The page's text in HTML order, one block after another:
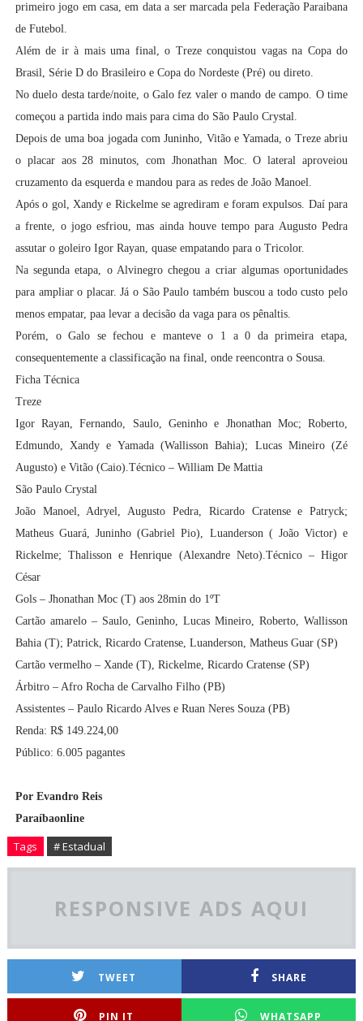
primeiro jogo em casa, em data a ser marcada pela Federação Paraibana
de Futebol.
Além de ir à mais uma final, o Treze conquistou vagas na Copa do
Brasil, Série D do Brasileiro e Copa do Nordeste (Pré) ou direto.
No duelo desta tarde/noite, o Galo fez valer o mando de campo. O time
começou a partida indo mais para cima do São Paulo Crystal.
Depois de uma boa jogada com Juninho, Vitão e Yamada, o Treze abriu
o placar aos 28 minutos, com Jhonathan Moc. O lateral aproveiou
cruzamento da esquerda e mandou para as redes de João Manoel.
Após o gol, Xandy e Rickelme se agrediram e foram expulsos. Daí para
a frente, o jogo esfriou, mas ainda houve tempo para Augusto Pedra
assutar o goleiro Igor Rayan, quase empatando para o Tricolor.
Na segunda etapa, o Alvinegro chegou a criar algumas oportunidades
para ampliar o placar. Já o São Paulo também buscou a todo custo pelo
menos empatar, paa levar a decisão da vaga para os pênaltis.
Porém, o Galo se fechou e manteve o 1 a 0 da primeira etapa,
consequentemente a classificação na final, onde reencontra o Sousa.
Ficha Técnica
Treze
Igor Rayan, Fernando, Saulo, Geninho e Jhonathan Moc; Roberto,
Edmundo, Xandy e Yamada (Wallisson Bahia); Lucas Mineiro (Zé
Augusto) e Vitão (Caio).Técnico – William De Mattia
São Paulo Crystal
João Manoel, Adryel, Augusto Pedra, Ricardo Cratense e Patryck;
Matheus Guará, Juninho (Gabriel Pio), Luanderson ( João Victor) e
Rickelme; Thalisson e Henrique (Alexandre Neto).Técnico – Higor
César
Gols – Jhonathan Moc (T) aos 28min do 1ºT
Cartão amarelo – Saulo, Geninho, Lucas Mineiro, Roberto, Wallisson
Bahia (T); Patrick, Ricardo Cratense, Luanderson, Matheus Guar (SP)
Cartão vermelho – Xande (T), Rickelme, Ricardo Cratense (SP)
Árbitro – Afro Rocha de Carvalho Filho (PB)
Assistentes – Paulo Ricardo Alves e Ruan Neres Souza (PB)
Renda: R$ 149.224,00
Público: 6.005 pagantes
Por Evandro Reis
Paraíbaonline
Tags # Estadual
RESPONSIVE ADS AQUI
TWEET SHARE
PIN IT WHATSAPP